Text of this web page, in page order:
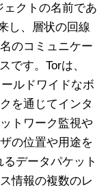
クトの名前であ
し、層状の回線
のコミュニケー
です。Torは、
ルドワイドなボ
を通じてインタ
トワーク監視や
の位置や用途を
データパケット
情報の複数のレ